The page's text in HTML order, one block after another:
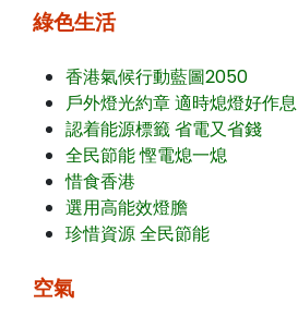
綠色生活
香港氣候行動藍圖2050
戶外燈光約章 適時熄燈好作息
認着能源標籤 省電又省錢
全民節能 慳電熄一熄
惜食香港
選用高能效燈膽
珍惜資源 全民節能
空氣